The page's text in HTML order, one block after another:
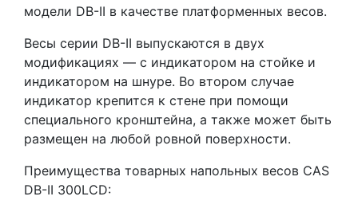
модели DB-II в качестве платформенных весов.
Весы серии DB-II выпускаются в двух
модификациях — с индикатором на стойке и
индикатором на шнуре. Во втором случае
индикатор крепится к стене при помощи
специального кронштейна, а также может быть
размещен на любой ровной поверхности.
Преимущества товарных напольных весов CAS
DB-II 300LCD: